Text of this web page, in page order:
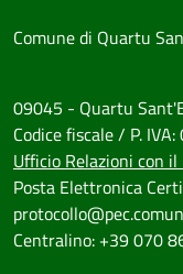
Comune di Quartu
09045 - Quartu
Codice fiscale / P.
Ufficio Relazioni con
Posta Elettronica
Centralino: +39 070